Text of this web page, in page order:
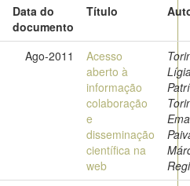
Data do
documento
Título
Ago-2011
Acesso
aberto à
informação
colaboração
e
disseminação
científica na
web